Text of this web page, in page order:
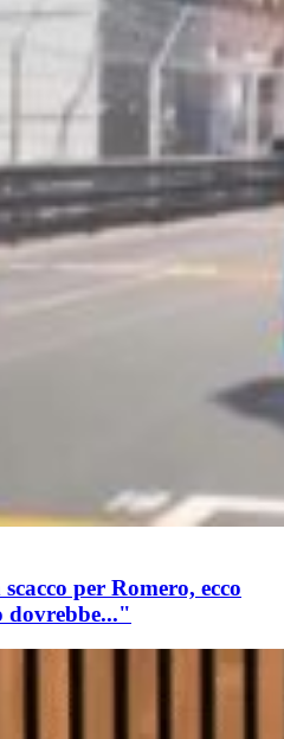
per Romero, ecco
dovrebbe..."